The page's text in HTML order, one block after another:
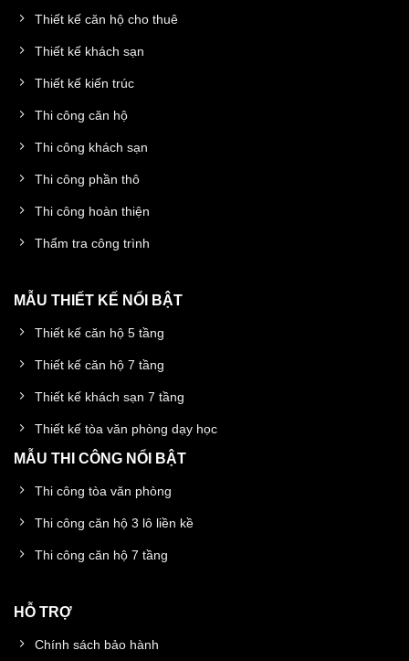
Thiết kế căn hộ cho thuê
Thiết kế khách sạn
Thiết kế kiến trúc
Thi công căn hộ
Thi công khách sạn
Thi công phần thô
Thi công hoàn thiện
Thẩm tra công trình
MẪU THIẾT KẾ NỔI BẬT
Thiết kế căn hộ 5 tầng
Thiết kế căn hộ 7 tầng
Thiết kế khách sạn 7 tầng
Thiết kế tòa văn phòng dạy học
MẪU THI CÔNG NỔI BẬT
Thi công tòa văn phòng
Thi công căn hộ 3 lô liền kề
Thi công căn hộ 7 tầng
HỖ TRỢ
Chính sách bảo hành